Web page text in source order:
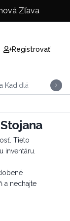
Zľava
Registrovať
Kadidlá
Tieto
inventáru.
a nechajte